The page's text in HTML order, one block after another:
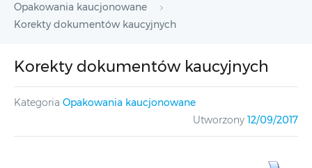
Opakowania kaucjonowane
Korekty dokumentów kaucyjnych
Korekty dokumentów kaucyjnych
Kategoria Opakowania kaucjonowane
Utworzony 12/09/2017